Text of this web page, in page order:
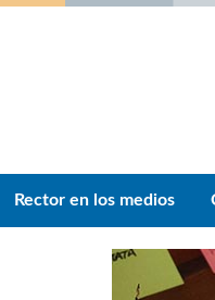
Rector en los medios